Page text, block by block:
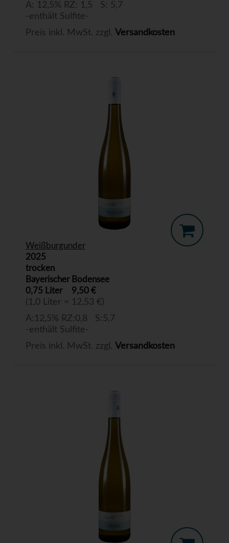
A: 12,5% RZ: 1,5 S: 5,7
-enthält Sulfite-
Preis inkl. MwSt. zzgl. Versandkosten
Weißburgunder
2025
trocken
Bayerischer Bodensee
0,75 Liter
9,50 €
(1,0 Liter = 12,53 €)
A:12,5% RZ:0,8 S:5,7
-enthält Sulfite-
Preis inkl. MwSt. zzgl. Versandkosten